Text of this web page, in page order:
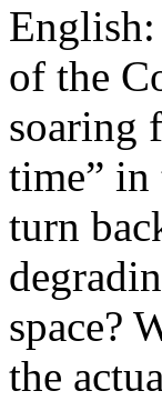
of the
soaring
time”
turn
space?
the